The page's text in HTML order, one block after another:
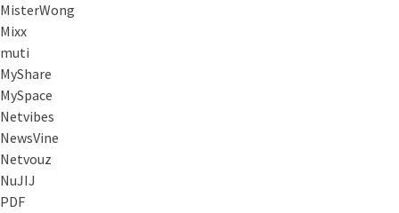
MisterWong
Mixx
muti
MyShare
MySpace
Netvibes
NewsVine
Netvouz
NuJIJ
PDF